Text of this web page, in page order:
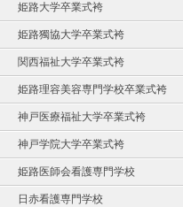
姫路大学卒業式袴
姫路獨協大学卒業式袴
関西福祉大学卒業式袴
姫路理容美容専門学校卒業式袴
神戸医療福祉大学卒業式袴
神戸学院大学卒業式袴
姫路医師会看護専門学校
日赤看護専門学校